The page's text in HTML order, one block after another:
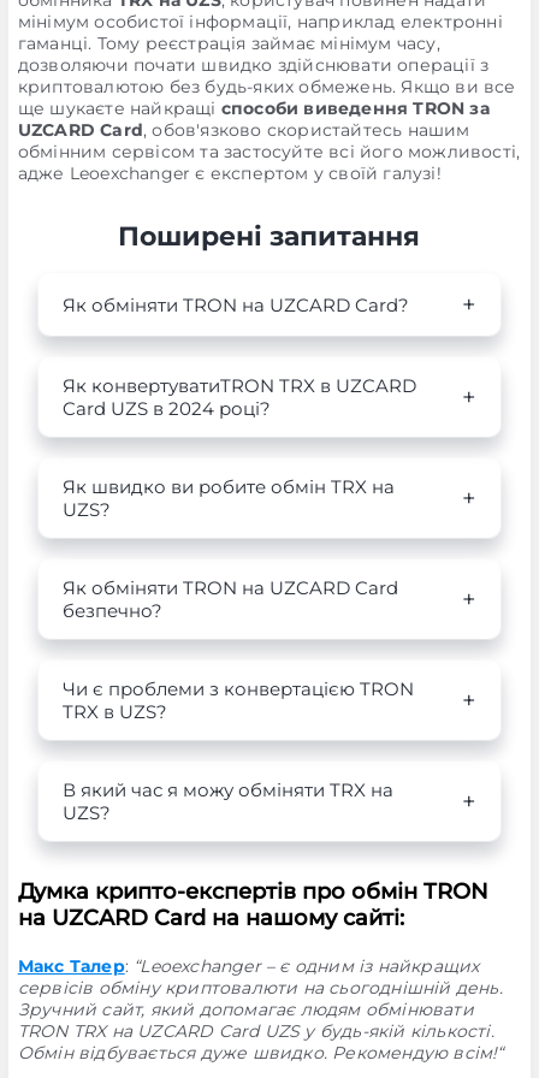
мінімум особистої інформації, наприклад електронні
гаманці. Тому реєстрація займає мінімум часу,
дозволяючи почати швидко здійснювати операції з
криптовалютою без будь-яких обмежень. Якщо ви все
ще шукаєте найкращі способи виведення TRON за
UZCARD Card, обов'язково скористайтесь нашим
обмінним сервісом та застосуйте всі його можливості,
адже Leoexchanger є експертом у своїй галузі!
Поширені запитання
Як обміняти TRON на UZCARD Card?
Як конвертуватиTRON TRX в UZCARD
Card UZS в 2024 році?
Як швидко ви робите обмін TRX на
UZS?
Як обміняти TRON на UZCARD Card
безпечно?
Чи є проблеми з конвертацією TRON
TRX в UZS?
В який час я можу обміняти TRX на
UZS?
Думка крипто-експертів про обмін TRON
на UZCARD Card на нашому сайті:
Макс Талер: “Leoexchanger – є одним із найкращих
сервісів обміну криптовалюти на сьогоднішній день.
Зручний сайт, який допомагає людям обмінювати
TRON TRX на UZCARD Card UZS у будь-якій кількості.
Обмін відбувається дуже швидко. Рекомендую всім!“